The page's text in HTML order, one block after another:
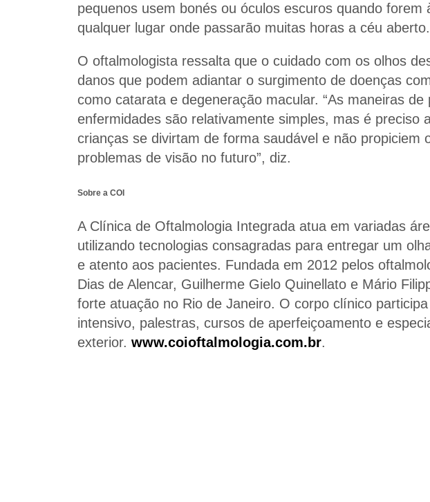
pequenos usem bonés ou óculos escuros quando forem
qualquer lugar onde passarão muitas horas a céu aberto.
O oftalmologista ressalta que o cuidado com os olhos
danos que podem adiantar o surgimento de doenças
como catarata e degeneração macular. “As maneiras de
enfermidades são relativamente simples, mas é preciso
crianças se divirtam de forma saudável e não propiciem
problemas de visão no futuro”, diz.
Sobre a COI
A Clínica de Oftalmologia Integrada atua em variadas
utilizando tecnologias consagradas para entregar um
e atento aos pacientes. Fundada em 2012 pelos
Dias de Alencar, Guilherme Gielo Quinellato e Mário
forte atuação no Rio de Janeiro. O corpo clínico
intensivo, palestras, cursos de aperfeiçoamento e
exterior. www.coioftalmologia.com.br.